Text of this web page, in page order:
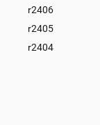
r2406
r2405
r2404